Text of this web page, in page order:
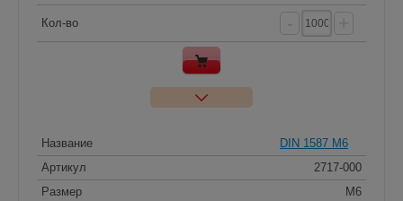
Кол-во
Название
DIN 1587 M6
Артикул
2717-000
Размер
M6